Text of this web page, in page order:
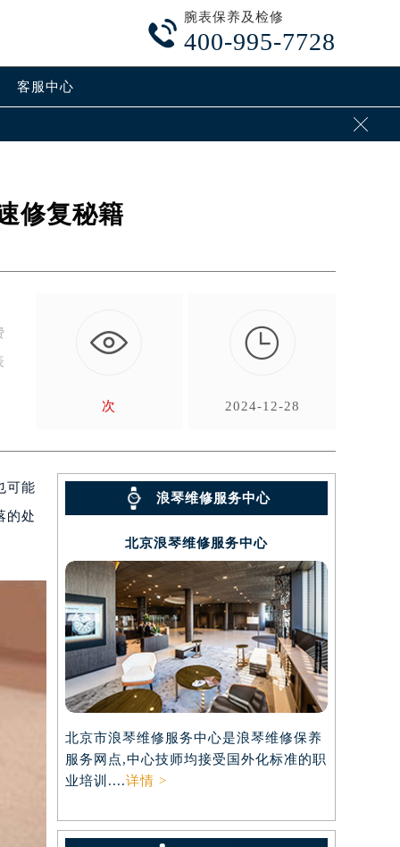

腕表保养及检修
400-995-7728
客服中心

修复秘籍
次

2024-12-28
可能
的处
浪琴维修服务中心
北京浪琴维修服务中心
北京市浪琴维修服务中心是浪琴维修保养
服务网点,中心技师均接受国外化标准的职
业培训....详情 >